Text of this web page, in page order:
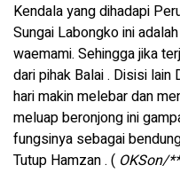
Kendala yang dihadapi
Sungai Labongko ini
waemami. Sehingga jika
dari pihak Balai . Disisi
hari makin melebar dan
meluap beronjong ini
fungsinya sebagai
Tutup Hamzan . ( OKSon/